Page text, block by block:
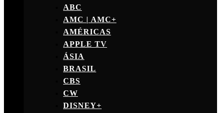
ABC
AMC | AMC+
AMÉRICAS
APPLE TV
ÁSIA
BRASIL
CBS
CW
DISNEY+